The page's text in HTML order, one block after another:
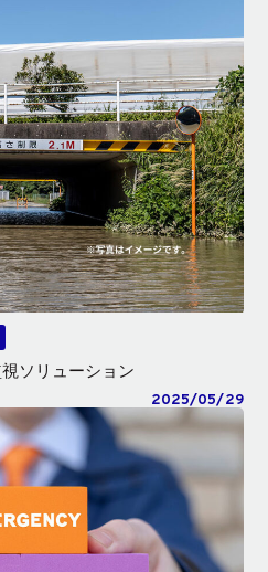
ソリューション
2025/05/29